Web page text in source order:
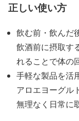
正しい使い方
飲む前・飲んだ
飲酒前に摂取す
れることで体の
手軽な製品を活
アロエヨーグル
無理なく日常に